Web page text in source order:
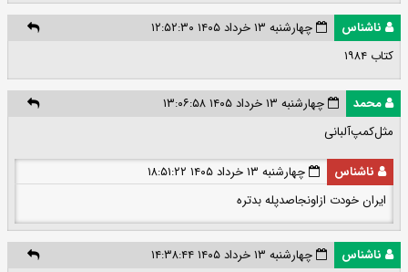
ناشناس
چهارشنبه ۱۳ خرداد ۱۴۰۵ ۱۲:۵۲:۳۰
کتاب ۱۹۸۴
محمد
چهارشنبه ۱۳ خرداد ۱۴۰۵ ۱۳:۰۶:۵۸
مثل‌کمپ‌آلبانی
ناشناس
چهارشنبه ۱۳ خرداد ۱۴۰۵ ۱۸:۵۱:۲۲
ایران خودت ازاونجاصدپله بدتره
ناشناس
چهارشنبه ۱۳ خرداد ۱۴۰۵ ۱۴:۳۸:۴۴